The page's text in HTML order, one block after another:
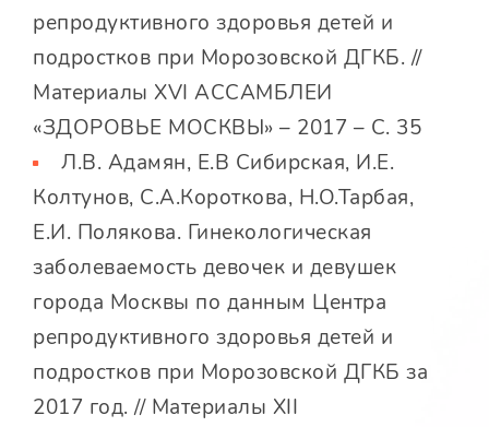
репродуктивного здоровья детей и
подростков при Морозовской ДГКБ. //
Материалы XVI АССАМБЛЕИ
«ЗДОРОВЬЕ МОСКВЫ» – 2017 – С. 35
Л.В. Адамян, Е.В Сибирская, И.Е.
Колтунов, С.А.Короткова, Н.О.Тарбая,
Е.И. Полякова. Гинекологическая
заболеваемость девочек и девушек
города Москвы по данным Центра
репродуктивного здоровья детей и
подростков при Морозовской ДГКБ за
2017 год. // Материалы XII